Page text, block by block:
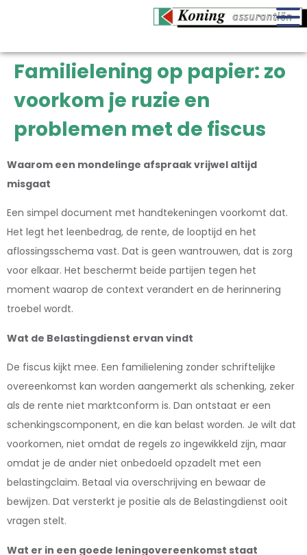
Familielening op papier: zo
voorkom je ruzie en
problemen met de fiscus
Waarom een mondelinge afspraak vrijwel altijd
misgaat
Een simpel document met handtekeningen voorkomt dat.
Het legt het leenbedrag, de rente, de looptijd en het
aflossingsschema vast. Dat is geen wantrouwen, dat is zorg
voor elkaar. Het beschermt beide partijen tegen het
moment waarop de context verandert en de herinnering
troebel wordt.
Wat de Belastingdienst ervan vindt
De fiscus kijkt mee. Een familielening zonder schriftelijke
overeenkomst kan worden aangemerkt als schenking, zeker
als de rente niet marktconform is. Dan ontstaat er een
schenkingscomponent, en die kan belast worden. Je wilt dat
voorkomen, niet omdat de regels zo ingewikkeld zijn, maar
omdat je de ander niet onbedoeld opzadelt met een
belastingclaim. Betaal via overschrijving en bewaar de
bewijzen. Dat versterkt je positie als de Belastingdienst ooit
vragen stelt.
Wat er in een goede leningovereenkomst staat